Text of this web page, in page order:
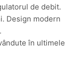
de debit.
Design modern
în ultimele